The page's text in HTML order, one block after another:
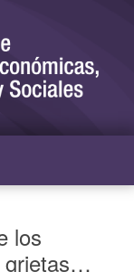
los
grietas…